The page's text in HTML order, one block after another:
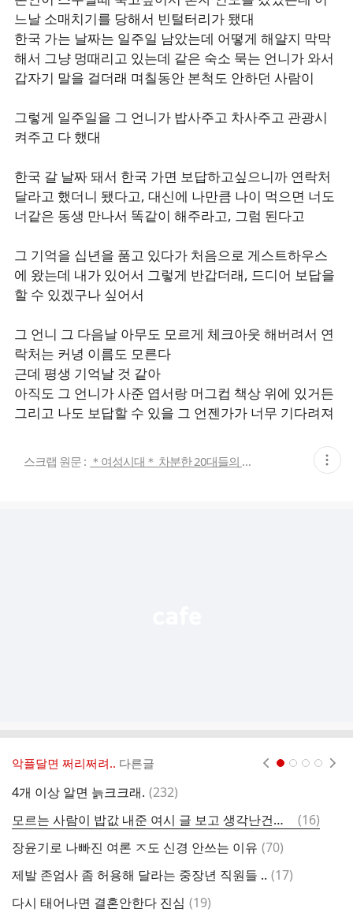
느날 소매치기를 당해서 빈털터리가 됐대
한국 가는 날짜는 일주일 남았는데 어떻게 해얄지 막막
해서 그냥 멍때리고 있는데 같은 숙소 묵는 언니가 와서
갑자기 말을 걸더래 며칠동안 본척도 안하던 사람이
그렇게 일주일을 그 언니가 밥사주고 차사주고 관광시
켜주고 다 했대
한국 갈 날짜 돼서 한국 가면 보답하고싶으니까 연락처
달라고 했더니 됐다고, 대신에 나만큼 나이 먹으면 너도
너같은 동생 만나서 똑같이 해주라고, 그럼 된다고
그 기억을 십년을 품고 있다가 처음으로 게스트하우스
에 왔는데 내가 있어서 그렇게 반갑더래, 드디어 보답을
할 수 있겠구나 싶어서
그 언니 그 다음날 아무도 모르게 체크아웃 해버려서 연
락처는 커녕 이름도 모른다
근데 평생 기억날 것 같아
아직도 그 언니가 사준 엽서랑 머그컵 책상 위에 있거든
그리고 나도 보답할 수 있을 그 언젠가가 너무 기다려져
스크랩 원문 : ＊여성시대＊ 차분한 20대들의 알흠다운 공간 현
재
악플달면 쩌리쩌려.. 다른글
4개 이상 알면 늙크크래. 댓
(232)
모르는 사람이 밥값 내준 여시 글 보고 생각난건데 나도 평생 못잊을 사람 있어
댓
글
(16)
장윤기로 나빠진 여론 ㅈ도 신경 안쓰는 이유 댓
(70)
제발 존엄사 좀 허용해 달라는 중장년 직원들 .. 댓
(17)
다시 태어나면 결혼안한다 진심 댓
(19)